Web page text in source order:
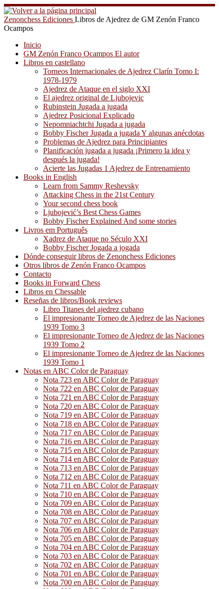
Saltar
al
contenido
Zenonchess Ediciones Libros de Ajedrez de GM Zenón Franco
Ocampos
Inicio
GM Zenón Franco Ocampos El autor
Libros en castellano
Torneos Internacionales de Ajedrez Clarín Tomo I:
1978-1979
Ajedrez de Ataque en el siglo XXI
El ajedrez original de Ljubojevic
Rubinstein Jugada a jugada
Ajedrez Posicional Explicado
Nepomniachtchi Jugada a jugada
Bobby Fischer Jugada a jugada Y algunas anécdotas
Problemas de Ajedrez para Principiantes
Planificación jugada a jugada ¡Primero la idea y
después la jugada!
Acierte las Jugadas 1 Ajedrez de Entrenamiento
Books in English
Learn from Sammy Reshevsky
Attacking Chess in the 21st Century
Your second chess book
Ljubojević’s Best Chess Games
Bobby Fischer Explained And some stories
Livros em Português
Xadrez de Ataque no Século XXI
Bobby Fischer Jogada a jogada
Dónde conseguir libros de Zenonchess Ediciones
Otros libros de Zenón Franco Ocampos
Contacto
Books in Forward Chess
Libros en Chessable
Reseñas de libros/Book reviews
Libro Titanes del ajedrez cubano
El impresionante Torneo de Ajedrez de las Naciones
1939 Tomo 3
El impresionante Torneo de Ajedrez de las Naciones
1939 Tomo 2
El impresionante Torneo de Ajedrez de las Naciones
1939 Tomo 1
Notas en ABC Color de Paraguay
Nota 723 en ABC Color de Paraguay
Nota 722 en ABC Color de Paraguay
Nota 721 en ABC Color de Paraguay
Nota 720 en ABC Color de Paraguay
Nota 719 en ABC Color de Paraguay
Nota 718 en ABC Color de Paraguay
Nota 717 en ABC Color de Paraguay
Nota 716 en ABC Color de Paraguay
Nota 715 en ABC Color de Paraguay
Nota 714 en ABC Color de Paraguay
Nota 713 en ABC Color de Paraguay
Nota 712 en ABC Color de Paraguay
Nota 711 en ABC Color de Paraguay
Nota 710 en ABC Color de Paraguay
Nota 709 en ABC Color de Paraguay
Nota 708 en ABC Color de Paraguay
Nota 707 en ABC Color de Paraguay
Nota 706 en ABC Color de Paraguay
Nota 705 en ABC Color de Paraguay
Nota 704 en ABC Color de Paraguay
Nota 703 en ABC Color de Paraguay
Nota 702 en ABC Color de Paraguay
Nota 701 en ABC Color de Paraguay
Nota 700 en ABC Color de Paraguay